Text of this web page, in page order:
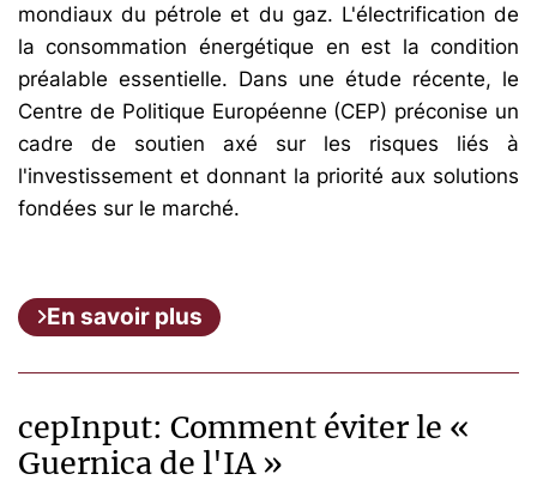
mondiaux du pétrole et du gaz. L'électrification de
la consommation énergétique en est la condition
préalable essentielle. Dans une étude récente, le
Centre de Politique Européenne (CEP) préconise un
cadre de soutien axé sur les risques liés à
l'investissement et donnant la priorité aux solutions
fondées sur le marché.
En savoir plus
cepInput: Comment éviter le «
Guernica de l'IA »